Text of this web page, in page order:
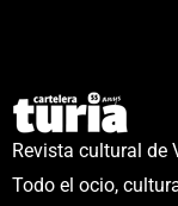
Revista cultural de
Todo el ocio,